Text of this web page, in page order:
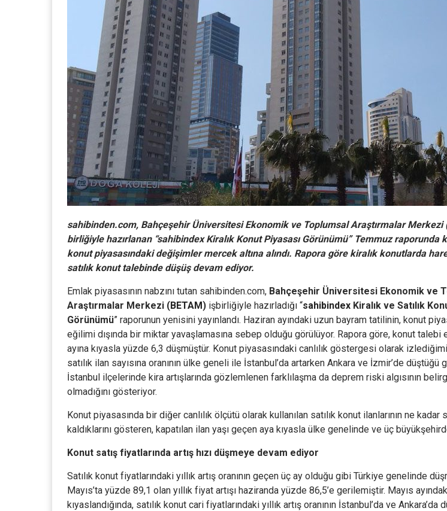
sahibinden.com, Bahçeşehir Üniversitesi Ekonomik ve Toplumsal Araştırmalar Merkezi
birliğiyle hazırlanan “sahibindex Kiralık Konut Piyasası Görünümü” Temmuz raporunda
konut piyasasındaki değişimler mercek altına alındı. Rapora göre kiralık konutlarda
satılık konut talebinde düşüş devam ediyor.
Emlak piyasasının nabzını tutan sahibinden.com, Bahçeşehir Üniversitesi Ekonomik ve
Araştırmalar Merkezi (BETAM) işbirliğiyle hazırladığı “sahibindex Kiralık ve Satılık
Görünümü” raporunun yenisini yayınlandı. Haziran ayındaki uzun bayram tatilinin, konut
eğilimi dışında bir miktar yavaşlamasına sebep olduğu görülüyor. Rapora göre, konut talebi
ayına kıyasla yüzde 6,3 düşmüştür. Konut piyasasındaki canlılık göstergesi olarak
satılık ilan sayısına oranının ülke geneli ile İstanbul’da artarken Ankara ve İzmir’de düştüğü
İstanbul ilçelerinde kira artışlarında gözlemlenen farklılaşma da deprem riski algısının
olmadığını gösteriyor.
Konut piyasasında bir diğer canlılık ölçütü olarak kullanılan satılık konut ilanlarının ne kadar
kaldıklarını gösteren, kapatılan ilan yaşı geçen aya kıyasla ülke genelinde ve üç
Konut satış fiyatlarında artış hızı düşmeye devam ediyor
Satılık konut fiyatlarındaki yıllık artış oranının geçen üç ay olduğu gibi Türkiye genelinde
Mayıs’ta yüzde 89,1 olan yıllık fiyat artışı haziranda yüzde 86,5’e gerilemiştir. Mayıs
kıyaslandığında, satılık konut cari fiyatlarındaki yıllık artış oranının İstanbul’da ve Ankara’da